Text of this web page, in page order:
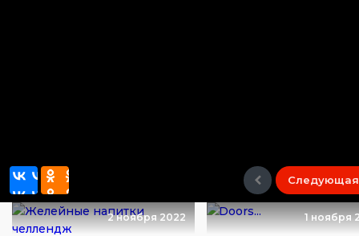
Следующая
2 ноября 2022 1 ноября